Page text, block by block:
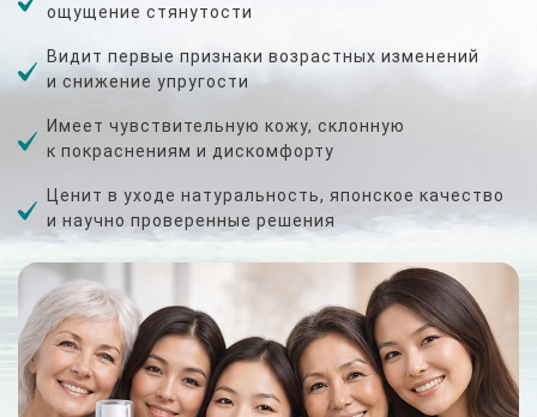
ощущение стянутости
Видит первые признаки возрастных изменений
и снижение упругости
Имеет чувствительную кожу, склонную
к покраснениям и дискомфорту
Ценит в уходе натуральность, японское качество
и научно проверенные решения